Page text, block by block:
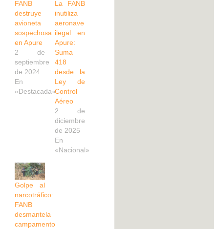
FANB
destruye
avioneta
sospechosa
en Apure
2 de
septiembre
de 2024
En
«Destacada»
La FANB
inutiliza
aeronave
ilegal en
Apure:
Suma
418
desde la
Ley de
Control
Aéreo
2 de
diciembre
de 2025
En
«Nacional»
Golpe al
narcotráfico:
FANB
desmantela
campamento